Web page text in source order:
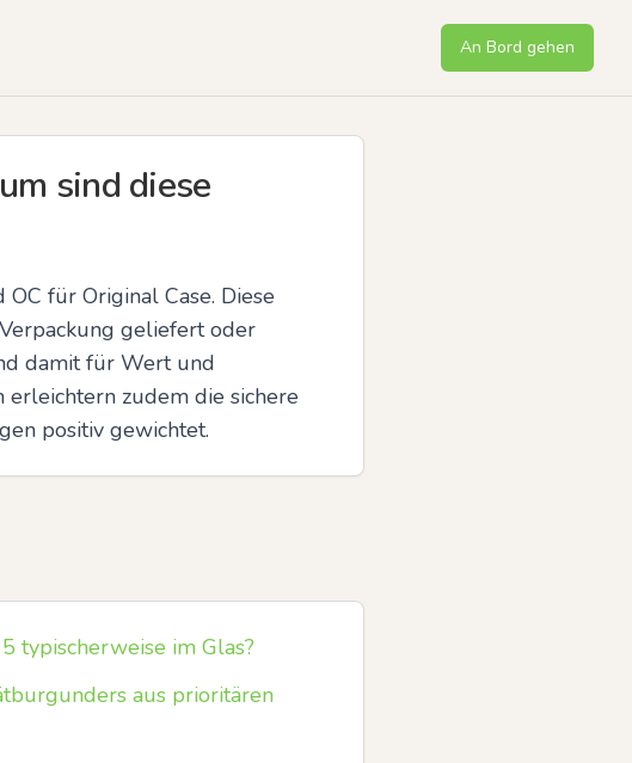
An Bord gehen
sind diese
für Original Case. Diese
geliefert oder
damit für Wert und
zudem die sichere
positiv gewichtet.
typischerweise im Glas?
aus prioritären